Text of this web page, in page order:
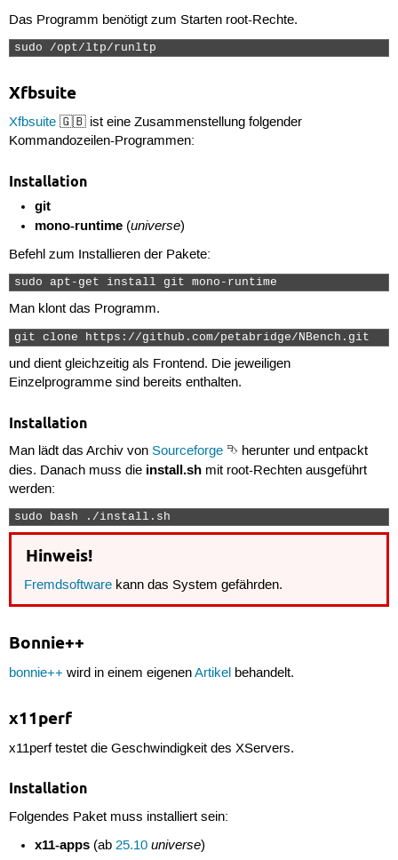
Das Programm benötigt zum Starten root-Rechte.
sudo /opt/ltp/runltp
Xfbsuite
Xfbsuite🇬🇧 ist eine Zusammenstellung folgender
Kommandozeilen-Programmen:
Installation
git
mono-runtime (universe)
Befehl zum Installieren der Pakete:
sudo apt-get install git mono-runtime
Man klont das Programm.
git clone https://github.com/petabridge/NBench.git
und dient gleichzeitig als Frontend. Die jeweiligen
Einzelprogramme sind bereits enthalten.
Installation
Man lädt das Archiv von Sourceforge⮷ herunter und entpackt
dies. Danach muss die install.shmit root-Rechten ausgeführt
werden:
sudo bash ./install.sh
Hinweis!
Fremdsoftware kann das System gefährden.
Bonnie++
bonnie++ wird in einem eigenenArtikel behandelt.
x11perf
x11perf testet die Geschwindigkeit des XServers.
Installation
Folgendes Paket muss installiert sein:
x11-apps (ab25.10 universe)